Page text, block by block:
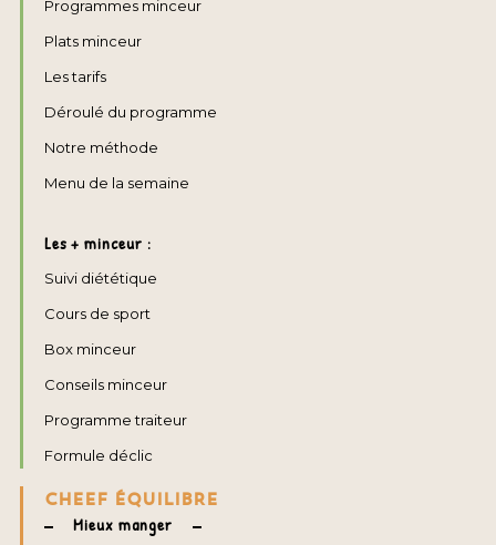
Programmes minceur
Plats minceur
Les tarifs
Déroulé du programme
Notre méthode
Menu de la semaine
Les + minceur :
Suivi diététique
Cours de sport
Box minceur
Conseils minceur
Programme traiteur
Formule déclic
CHEEF ÉQUILIBRE
Mieux manger